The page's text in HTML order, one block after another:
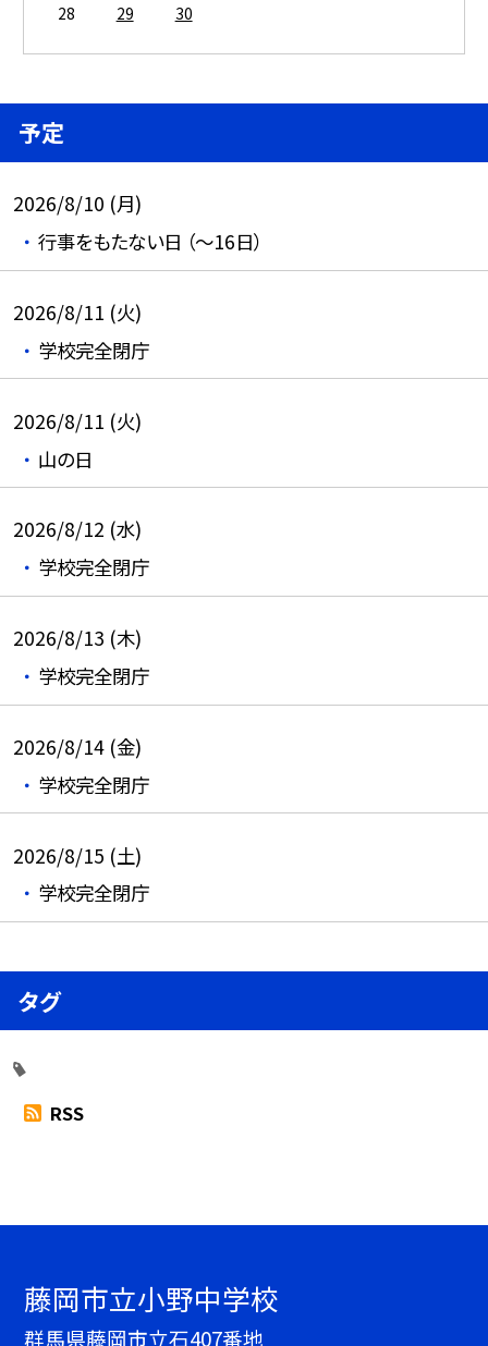
28
29 30
予定
2026/8/10 (月)
行事をもたない日 （～16日）
2026/8/11 (火)
学校完全閉庁
2026/8/11 (火)
山の日
2026/8/12 (水)
学校完全閉庁
2026/8/13 (木)
学校完全閉庁
2026/8/14 (金)
学校完全閉庁
2026/8/15 (土)
学校完全閉庁
タグ
RSS
藤岡市立小野中学校
群馬県藤岡市立石407番地